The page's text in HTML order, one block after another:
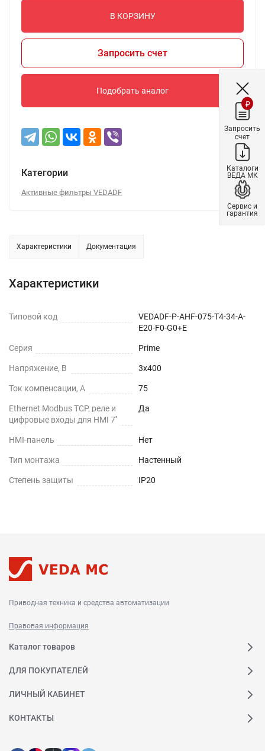
В КОРЗИНУ
Запросить счет
Подобрать аналог
Категории
Активные фильтры VEDADF
Характеристики Документация
Характеристики
Типовой код
VEDADF-P-AHF-075-T4-34-A-
E20-F0-G0+E
Серия Prime
Напряжение, В 3х400
Ток компенсации, А 75
Ethernet Modbus TCP, реле и
цифровые входы для HMI 7''
Да
HMI-панель Нет
Тип монтажа Настенный
Степень защиты IP20
Приводная техника и средства автоматизации
Правовая информация
Каталог товаров
ДЛЯ ПОКУПАТЕЛЕЙ
ЛИЧНЫЙ КАБИНЕТ
КОНТАКТЫ
₽
Запросить
счет
Каталоги
ВЕДА МК
Сервис и
гарантия